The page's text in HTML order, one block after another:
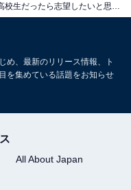
め、最新のリリース情報、ト
を集めている話題をお知らせ
All About Japan